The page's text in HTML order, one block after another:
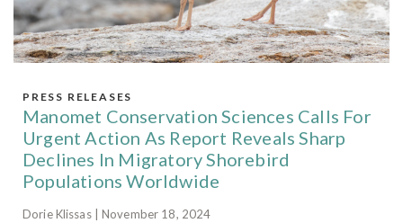
PRESS RELEASES
Manomet Conservation Sciences Calls For
Urgent Action As Report Reveals Sharp
Declines In Migratory Shorebird
Populations Worldwide
Dorie Klissas | November 18, 2024